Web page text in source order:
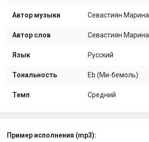
Автор музыки Севастиян Марина
Автор слов Севастиян Марина
Язык Русский
Тональность Eb (Ми-бемоль)
Темп Средний
Пример исполнения (mp3):